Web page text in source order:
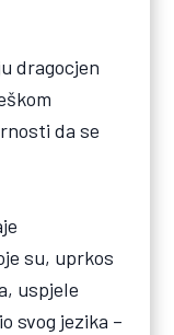
dragocjen
da se
su, uprkos
uspjele
svog jezika –